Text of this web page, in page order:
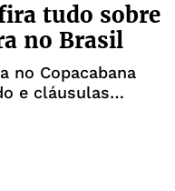
tudo sobre
no Brasil
no Copacabana
e cláusulas